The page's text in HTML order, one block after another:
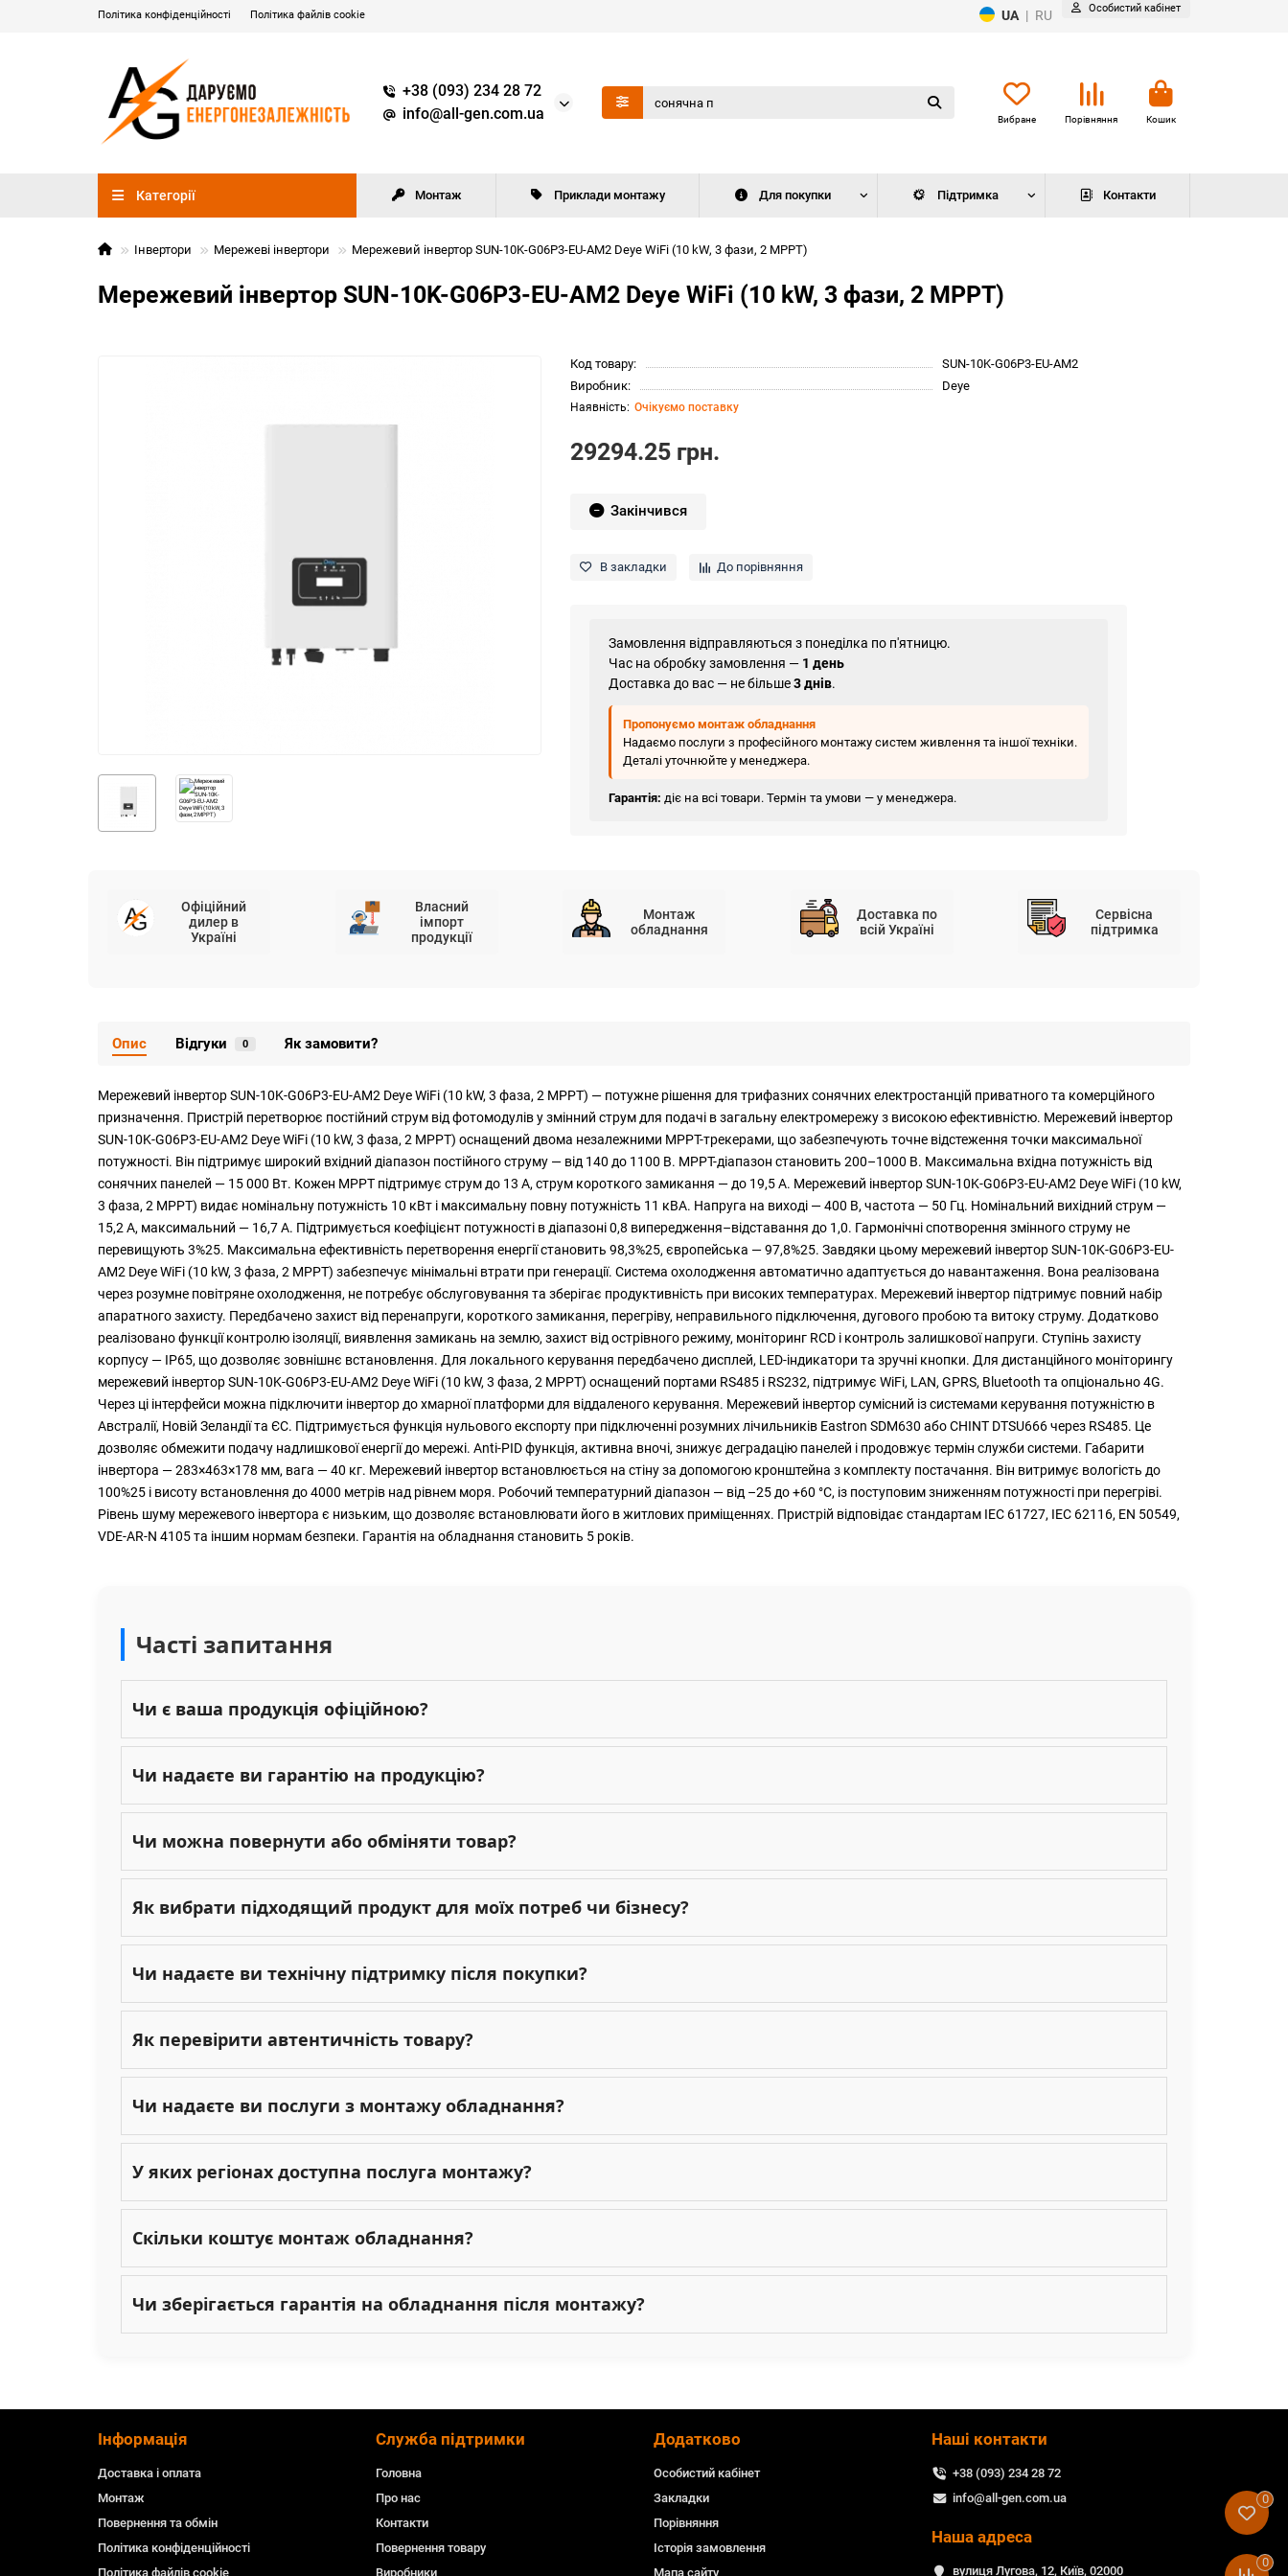
Політика конфіденційності Політика файлів cookie UA | RU Особистий кабінет
+38 (093) 234 28 72
info@all-gen.com.ua
Вибране Порівняння Кошик
Категорії Монтаж Приклади монтажу Для покупки Підтримка Контакти
Інвертори Мережеві інвертори Мережевий інвертор SUN-10K-G06P3-EU-AM2 Deye WiFi (10 kW, 3 фази, 2 MPPT)
Мережевий інвертор SUN-10K-G06P3-EU-AM2 Deye WiFi (10 kW, 3 фази, 2 MPPT)
Код товару:
SUN-10K-G06P3-EU-AM2
Виробник:
Deye
Очікуємо поставку
29294.25 грн.
Закінчився
В закладки До порівняння
Замовлення відправляються з понеділка по п'ятницю.
Час на обробку замовлення — 1 день
Доставка до вас — не більше3 днів.
Пропонуємо монтаж обладнання
Надаємо послуги з професійного монтажу систем живлення та іншої техніки.
Деталі уточнюйте у менеджера.
Гарантія: діє на всі товари. Термін та умови — у менеджера.
Офіційний
дилер в
Україні
Власний
імпорт
продукції
Монтаж
обладнання
Доставка по
всій Україні
Сервісна
підтримка
Опис Відгуки 0 Як замовити?
Мережевий інвертор SUN-10K-G06P3-EU-AM2 Deye WiFi (10 kW, 3 фаза, 2 MPPT) — потужне рішення для трифазних сонячних електростанцій приватного та комерційного
призначення. Пристрій перетворює постійний струм від фотомодулів у змінний струм для подачі в загальну електромережу з високою ефективністю. Мережевий інвертор
SUN-10K-G06P3-EU-AM2 Deye WiFi (10 kW, 3 фаза, 2 MPPT) оснащений двома незалежними MPPT-трекерами, що забезпечують точне відстеження точки максимальної
потужності. Він підтримує широкий вхідний діапазон постійного струму — від 140 до 1100 В. MPPT-діапазон становить 200–1000 В. Максимальна вхідна потужність від
сонячних панелей — 15 000 Вт. Кожен MPPT підтримує струм до 13 А, струм короткого замикання — до 19,5 А. Мережевий інвертор SUN-10K-G06P3-EU-AM2 Deye WiFi (10 kW,
3 фаза, 2 MPPT) видає номінальну потужність 10 кВт і максимальну повну потужність 11 кВА. Напруга на виході — 400 В, частота — 50 Гц. Номінальний вихідний струм —
15,2 А, максимальний — 16,7 А. Підтримується коефіцієнт потужності в діапазоні 0,8 випередження–відставання до 1,0. Гармонічні спотворення змінного струму не
перевищують 3%25. Максимальна ефективність перетворення енергії становить 98,3%25, європейська — 97,8%25. Завдяки цьому мережевий інвертор SUN-10K-G06P3-EU-
AM2 Deye WiFi (10 kW, 3 фаза, 2 MPPT) забезпечує мінімальні втрати при генерації. Система охолодження автоматично адаптується до навантаження. Вона реалізована
через розумне повітряне охолодження, не потребує обслуговування та зберігає продуктивність при високих температурах. Мережевий інвертор підтримує повний набір
апаратного захисту. Передбачено захист від перенапруги, короткого замикання, перегріву, неправильного підключення, дугового пробою та витоку струму. Додатково
реалізовано функції контролю ізоляції, виявлення замикань на землю, захист від острівного режиму, моніторинг RCD і контроль залишкової напруги. Ступінь захисту
корпусу — IP65, що дозволяє зовнішнє встановлення. Для локального керування передбачено дисплей, LED-індикатори та зручні кнопки. Для дистанційного моніторингу
мережевий інвертор SUN-10K-G06P3-EU-AM2 Deye WiFi (10 kW, 3 фаза, 2 MPPT) оснащений портами RS485 і RS232, підтримує WiFi, LAN, GPRS, Bluetooth та опціонально 4G.
Через ці інтерфейси можна підключити інвертор до хмарної платформи для віддаленого керування. Мережевий інвертор сумісний із системами керування потужністю в
Австралії, Новій Зеландії та ЄС. Підтримується функція нульового експорту при підключенні розумних лічильників Eastron SDM630 або CHINT DTSU666 через RS485. Це
дозволяє обмежити подачу надлишкової енергії до мережі. Anti-PID функція, активна вночі, знижує деградацію панелей і продовжує термін служби системи. Габарити
інвертора — 283×463×178 мм, вага — 40 кг. Мережевий інвертор встановлюється на стіну за допомогою кронштейна з комплекту постачання. Він витримує вологість до
100%25 і висоту встановлення до 4000 метрів над рівнем моря. Робочий температурний діапазон — від –25 до +60 °C, із поступовим зниженням потужності при перегріві.
Рівень шуму мережевого інвертора є низьким, що дозволяє встановлювати його в житлових приміщеннях. Пристрій відповідає стандартам IEC 61727, IEC 62116, EN 50549,
VDE-AR-N 4105 та іншим нормам безпеки. Гарантія на обладнання становить 5 років.
Часті запитання
Чи є ваша продукція офіційною?
Чи надаєте ви гарантію на продукцію?
Чи можна повернути або обміняти товар?
Як вибрати підходящий продукт для моїх потреб чи бізнесу?
Чи надаєте ви технічну підтримку після покупки?
Як перевірити автентичність товару?
Чи надаєте ви послуги з монтажу обладнання?
У яких регіонах доступна послуга монтажу?
Скільки коштує монтаж обладнання?
Чи зберігається гарантія на обладнання після монтажу?
Інформація
Доставка і оплата
Монтаж
Повернення та обмін
Політика конфіденційності
Політика файлів cookie
Служба підтримки
Головна
Про нас
Контакти
Повернення товару
Виробники
Додатково
Особистий кабінет
Закладки
Порівняння
Історія замовлення
Мапа сайту
Наші контакти
+38 (093) 234 28 72
info@all-gen.com.ua
Наша адреса
вулиця Лугова, 12, Київ, 02000
0
0